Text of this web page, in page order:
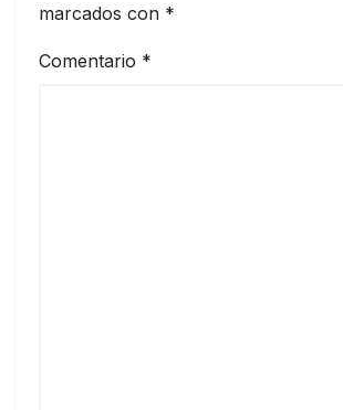
marcados con *
Comentario *